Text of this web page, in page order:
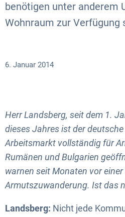
benötigen unter anderem
Wohnraum zur Verfügung
6. Januar 2014
Herr Landsberg, seit dem 1.
dieses Jahres ist der deutsche
Arbeitsmarkt vollständig für
Rumänen und Bulgarien
warnen seit Monaten vor
Armutszuwanderung. Ist das
Landsberg: Nicht jede